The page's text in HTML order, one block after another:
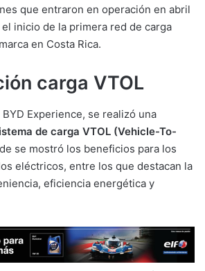
que entraron en operación en abril
inicio de la primera red de carga
en Costa Rica.
carga VTOL
Experience, se realizó una
de carga VTOL (Vehicle-To-
se mostró los beneficios para los
eléctricos, entre los que destacan la
eficiencia energética y